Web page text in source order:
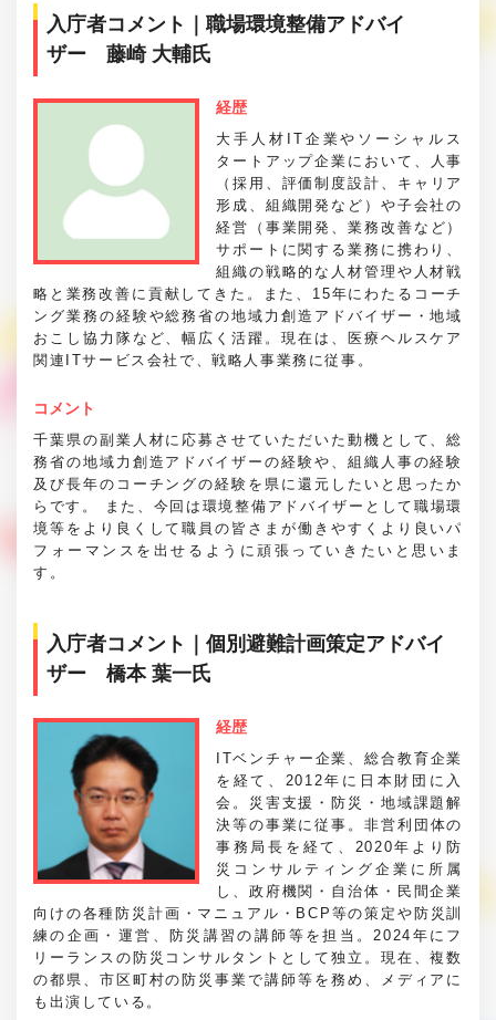
入庁者コメント｜職場環境整備アドバイ
ザー 藤崎 大輔氏
経歴
大手人材IT企業やソーシャルス
タートアップ企業において、人事
（採用、評価制度設計、キャリア
形成、組織開発など）や子会社の
経営（事業開発、業務改善など）
サポートに関する業務に携わり、
組織の戦略的な人材管理や人材戦
略と業務改善に貢献してきた。また、15年にわたるコーチ
ング業務の経験や総務省の地域力創造アドバイザー・地域
おこし協力隊など、幅広く活躍。現在は、医療ヘルスケア
関連ITサービス会社で、戦略人事業務に従事。
コメント
千葉県の副業人材に応募させていただいた動機として、総
務省の地域力創造アドバイザーの経験や、組織人事の経験
及び長年のコーチングの経験を県に還元したいと思ったか
らです。 また、今回は環境整備アドバイザーとして職場環
境等をより良くして職員の皆さまが働きやすくより良いパ
フォーマンスを出せるように頑張っていきたいと思いま
す。
入庁者コメント｜個別避難計画策定アドバイ
ザー 橋本 葉一氏
経歴
ITベンチャー企業、総合教育企業
を経て、2012年に日本財団に入
会。災害支援・防災・地域課題解
決等の事業に従事。非営利団体の
事務局長を経て、2020年より防
災コンサルティング企業に所属
し、政府機関・自治体・民間企業
向けの各種防災計画・マニュアル・BCP等の策定や防災訓
練の企画・運営、防災講習の講師等を担当。2024年にフ
リーランスの防災コンサルタントとして独立。現在、複数
の都県、市区町村の防災事業で講師等を務め、メディアに
も出演している。